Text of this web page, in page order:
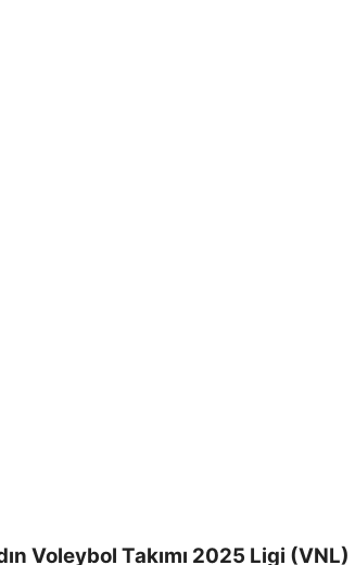
Voleybol Takımı 2025 Ligi (VNL)